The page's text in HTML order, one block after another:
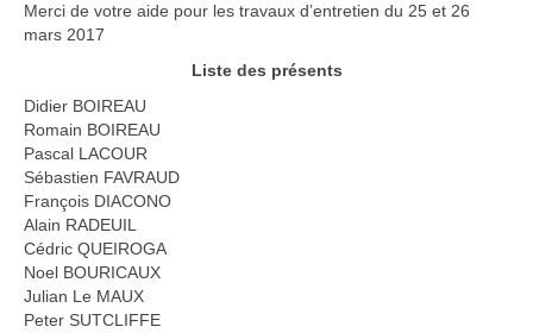
Vidéos
Merci de votre aide pour les travaux d’entretien du 25 et 26
mars 2017
Liste des présents
Didier BOIREAU
Romain BOIREAU
Pascal LACOUR
Sébastien FAVRAUD
François DIACONO
Alain RADEUIL
Cédric QUEIROGA
Noel BOURICAUX
Julian Le MAUX
Peter SUTCLIFFE